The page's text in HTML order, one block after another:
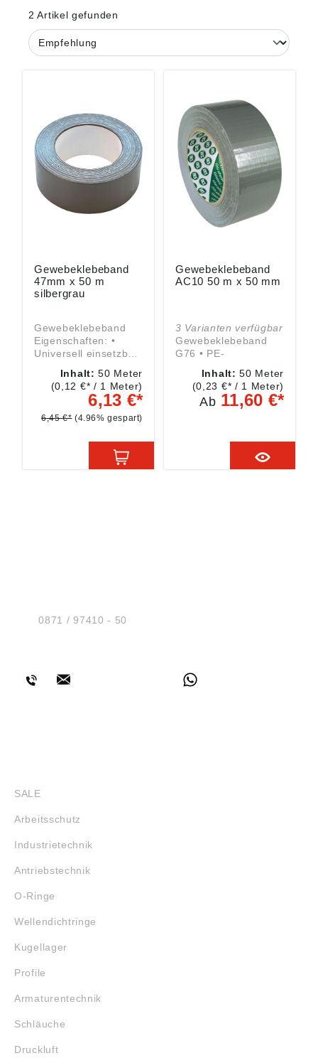
2 Artikel gefunden
Gewebeklebeband
47mm x 50 m
silbergrau
Gewebeklebeband
Eigenschaften: •
Universell einsetzbar
dank Abriss ohne
Hilfsmittel •
Witterungsbeständig
• Wasserdicht • Sehr
Inhalt:50 Meter
(0,12 €* / 1 Meter)
6,13 €*
6,45 €* (4.96% gespart)
Gewebeklebeband
AC10 50 m x 50 mm
3 Varianten verfügbar
Gewebeklebeband
G76 • PE-
Gewebe •
Naturkautschukkleber
Untergründe, z. B.
Putz, Reparaturband,
Abdichten, Fixieren •
Inhalt:50 Meter
(0,23 €* / 1 Meter)
Ab 11,60 €*
Tel.:0871 / 97410 - 50
SALE
Arbeitsschutz
Industrietechnik
Antriebstechnik
O-Ringe
Wellendichtringe
Kugellager
Profile
Armaturentechnik
Schläuche
Druckluft